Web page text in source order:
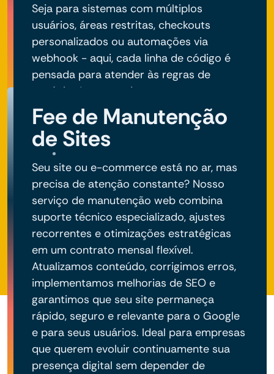
Seja para sistemas com múltiplos
usuários, áreas restritas, checkouts
personalizados ou automações via
webhook - aqui, cada linha de código é
pensada para atender às regras de
negócio do seu projeto.
Fee de Manutenção
de Sites
Seu site ou e-commerce está no ar, mas
precisa de atenção constante? Nosso
serviço de manutenção web combina
suporte técnico especializado, ajustes
recorrentes e otimizações estratégicas
em um contrato mensal flexível.
Atualizamos conteúdo, corrigimos erros,
implementamos melhorias de SEO e
garantimos que seu site permaneça
rápido, seguro e relevante para o Google
e para seus usuários. Ideal para empresas
que querem evoluir continuamente sua
presença digital sem depender de